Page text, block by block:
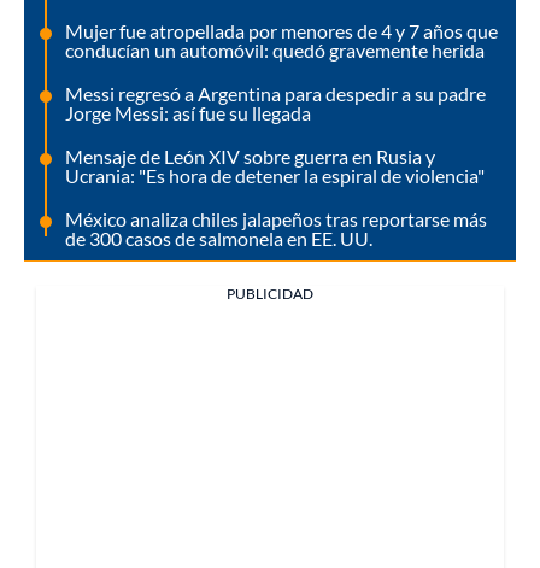
Mujer fue atropellada por menores de 4 y 7 años que
conducían un automóvil: quedó gravemente herida
Messi regresó a Argentina para despedir a su padre
Jorge Messi: así fue su llegada
Mensaje de León XIV sobre guerra en Rusia y
Ucrania: "Es hora de detener la espiral de violencia"
México analiza chiles jalapeños tras reportarse más
de 300 casos de salmonela en EE. UU.
PUBLICIDAD